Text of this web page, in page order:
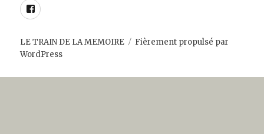
Facebook
LE TRAIN DE LA MEMOIRE
Fièrement propulsé par
WordPress